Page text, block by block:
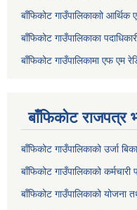
बाँफिकोट गाउँपालिकाकाो
बाँफिकोट गाउँपालिकाका
बाँफिकोट गाउँपालिकामा एफ एम
बाँफिकोट राजपत्र
बाँफिकोट गाउँपालिकाको उर्जा
बाँफिकोट गाउँपालिकाको
बाँफिकोट गाउँपालिकाको योजना